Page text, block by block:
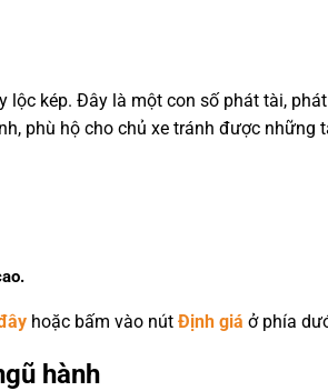
kép. Đây là một con số phát tài,
phù hộ cho chủ xe tránh được những
hoặc bấm vào nút Định giá ở phía
hành